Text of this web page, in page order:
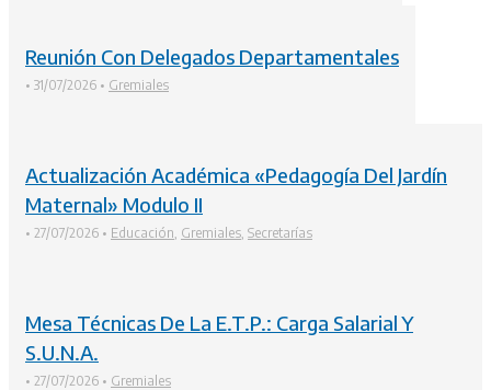
Reunión Con Delegados Departamentales
• 31/07/2026 • Gremiales
Actualización Académica «Pedagogía Del Jardín
Maternal» Modulo II
• 27/07/2026 • Educación Gremiales Secretarías
Mesa Técnicas De La E.T.P.: Carga Salarial Y
S.U.N.A.
• 27/07/2026 • Gremiales